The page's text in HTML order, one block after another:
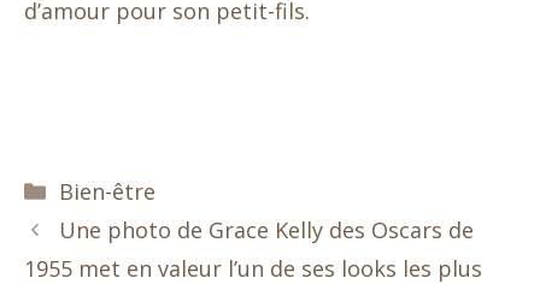
d’amour pour son petit-fils.
Catégories
Bien-être
Une photo de Grace Kelly des Oscars de
1955 met en valeur l’un de ses looks les plus